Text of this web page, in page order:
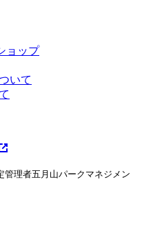
ンテンツ
ウォンバットタウンマッ
ョップ
いて
管理者五月山パークマネジメン